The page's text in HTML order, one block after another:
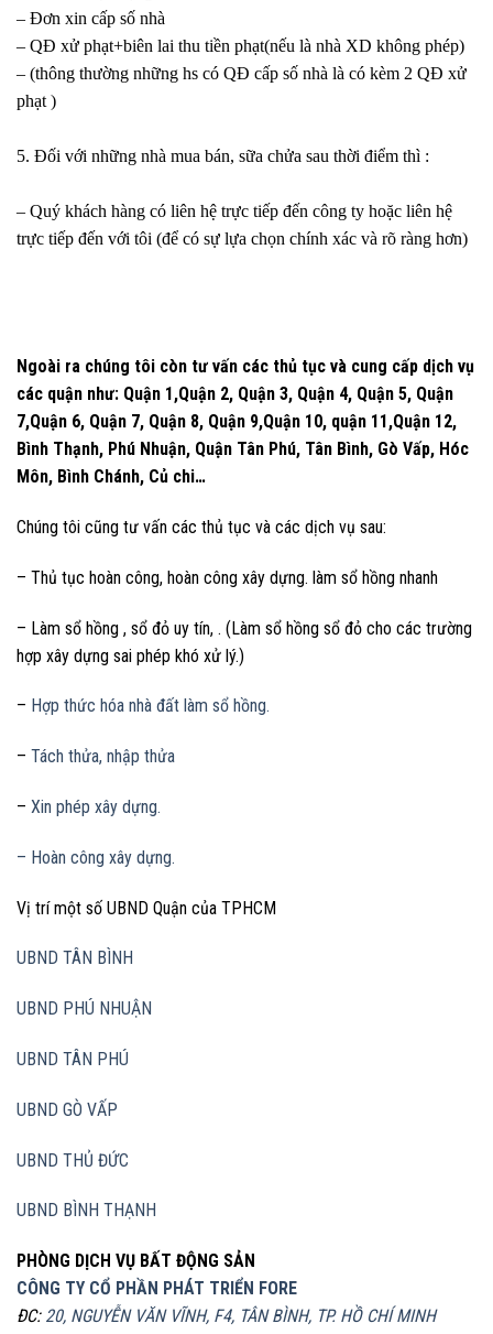
– Đơn xin cấp số nhà
– QĐ xử phạt+biên lai thu tiền phạt(nếu là nhà XD không phép)
– (thông thường những hs có QĐ cấp số nhà là có kèm 2 QĐ xử
phạt )
5. Đối với những nhà mua bán, sữa chửa sau thời điểm thì :
– Quý khách hàng có liên hệ trực tiếp đến công ty hoặc liên hệ
trực tiếp đến với tôi (để có sự lựa chọn chính xác và rõ ràng hơn)
Ngoài ra chúng tôi còn tư vấn các thủ tục và cung cấp dịch vụ
các quận như: Quận 1,Quận 2, Quận 3, Quận 4, Quận 5, Quận
7,Quận 6, Quận 7, Quận 8, Quận 9,Quận 10, quận 11,Quận 12,
Bình Thạnh, Phú Nhuận, Quận Tân Phú, Tân Bình, Gò Vấp, Hóc
Môn, Bình Chánh, Củ chi…
Chúng tôi cũng tư vấn các thủ tục và các dịch vụ sau:
– Thủ tục hoàn công, hoàn công xây dựng. làm sổ hồng nhanh
– Làm sổ hồng , sổ đỏ uy tín, . (Làm sổ hồng sổ đỏ cho các trường
hợp xây dựng sai phép khó xử lý.)
– Hợp thức hóa nhà đất làm sổ hồng.
– Tách thửa, nhập thửa
– Xin phép xây dựng.
– Hoàn công xây dựng.
Vị trí một số UBND Quận của TPHCM
UBND TÂN BÌNH
UBND PHÚ NHUẬN
UBND TÂN PHÚ
UBND GÒ VẤP
UBND THỦ ĐỨC
UBND BÌNH THẠNH
PHÒNG DỊCH VỤ BẤT ĐỘNG SẢN
CÔNG TY CỔ PHẦN PHÁT TRIỂN FORE
ĐC: 20, NGUYỄN VĂN VĨNH, F4, TÂN BÌNH, TP. HỒ CHÍ MINH